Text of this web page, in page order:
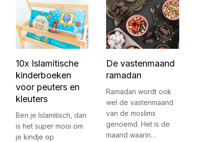
10x Islamitische
kinderboeken
voor peuters en
kleuters
Ben je Islamitisch, dan
is het super mooi om
je kindje op
De vastenmaand
ramadan
Ramadan wordt ook
wel de vastenmaand
van de moslims
genoemd. Het is de
maand waarin…